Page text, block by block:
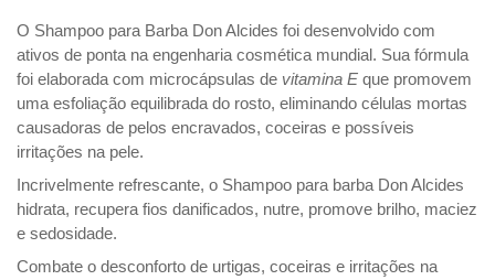
O Shampoo para Barba Don Alcides foi desenvolvido com
ativos de ponta na engenharia cosmética mundial. Sua fórmula
foi elaborada com microcápsulas de vitamina E que promovem
uma esfoliação equilibrada do rosto, eliminando células mortas
causadoras de pelos encravados, coceiras e possíveis
irritações na pele.
Incrivelmente refrescante, o Shampoo para barba Don Alcides
hidrata, recupera fios danificados, nutre, promove brilho, maciez
e sedosidade.
Combate o desconforto de urtigas, coceiras e irritações na